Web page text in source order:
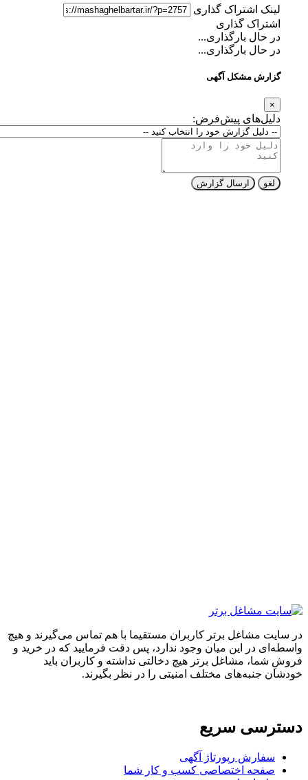
لینک اشتراک گذاری
اشتراک گذاری
در حال بارگذاری...
در حال بارگذاری...
گزارش مشکل آگهی
دلیل‌های پیش‌فرض:
ارسال گزارش
مشاغل برتر کاربران مستقیما با هم تماس می‌گیرند و هیچ
در این میان وجود ندارد، پس دقت فرمایید که در خرید و
شما، مشاغل برتر هیچ دخالتی نداشته و کاربران باید
جنبه‌های مختلف امنیتی را در نظر بگیرند.
سریع
سفارش رپورتاژ آگهی
صفحه اختصاصی کسب و کار شما